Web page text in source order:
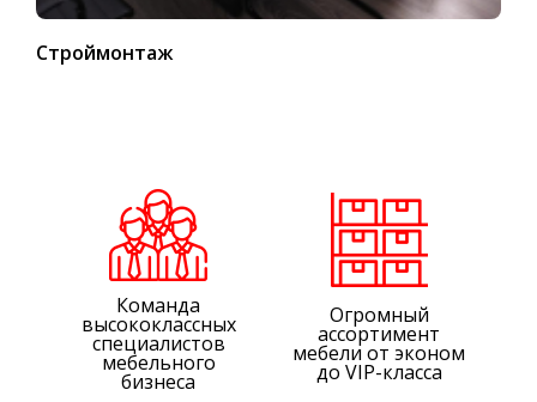
Строймонтаж
Команда
высококлассных
специалистов
мебельного
бизнеса
Огромный
ассортимент
мебели от эконом
до VIP-класса